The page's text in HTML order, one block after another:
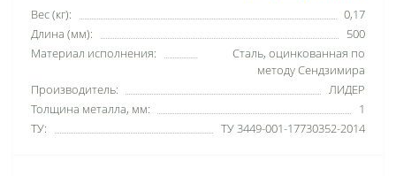
Вес (кг):
0,17
Длина (мм):
500
Материал исполнения:
Сталь, оцинкованная по
методу Сендзимира
Производитель:
ЛИДЕР
Толщина металла, мм:
1
ТУ:
ТУ 3449-001-17730352-2014